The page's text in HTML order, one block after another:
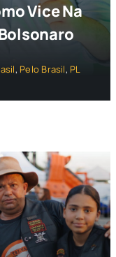
Vice Na
, Pelo Brasil, PL